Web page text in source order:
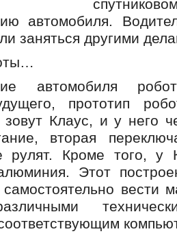
автомобиля.
заняться другими
автомобиля
прототип
зовут Клаус, и у него
вторая
рулят. Кроме того, у
Этот
вести